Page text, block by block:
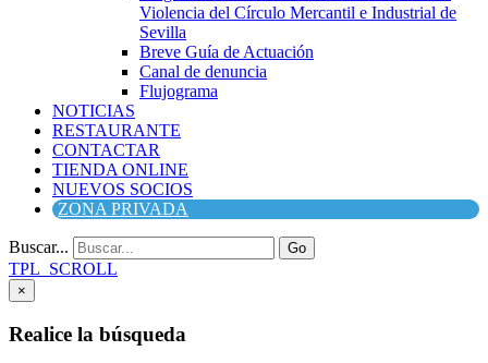
Violencia del Círculo Mercantil e Industrial de
Sevilla
Breve Guía de Actuación
Canal de denuncia
Flujograma
NOTICIAS
RESTAURANTE
CONTACTAR
TIENDA ONLINE
NUEVOS SOCIOS
ZONA PRIVADA
Buscar... Go
TPL_SCROLL
×
Realice la búsqueda